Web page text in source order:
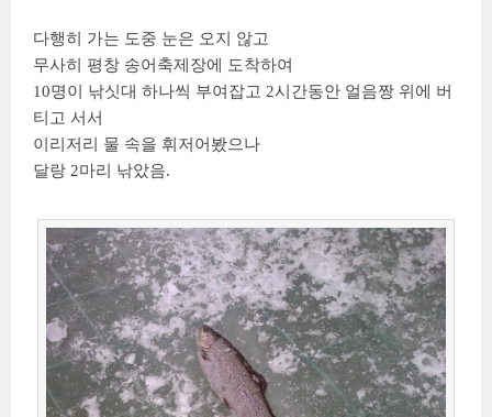
다행히 가는 도중 눈은 오지 않고
무사히 평창 송어축제장에 도착하여
10명이 낚싯대 하나씩 부여잡고 2시간동안 얼음짱 위에 버
티고 서서
이리저리 물 속을 휘저어봤으나
달랑 2마리 낚았음.